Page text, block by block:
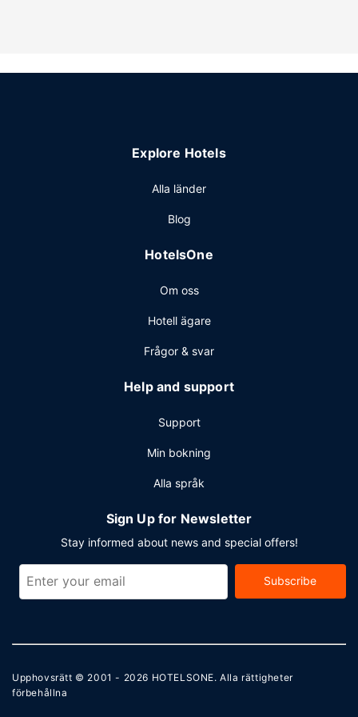
service och expressincheckning. Avgiftsfri parkering
Explore Hotels
Alla länder
Blog
HotelsOne
Om oss
Hotell ägare
Frågor & svar
Help and support
Support
Min bokning
Alla språk
Sign Up for Newsletter
Stay informed about news and special offers!
Subscribe
Upphovsrätt © 2001 - 2026 HOTELSONE. Alla rättigheter
förbehållna